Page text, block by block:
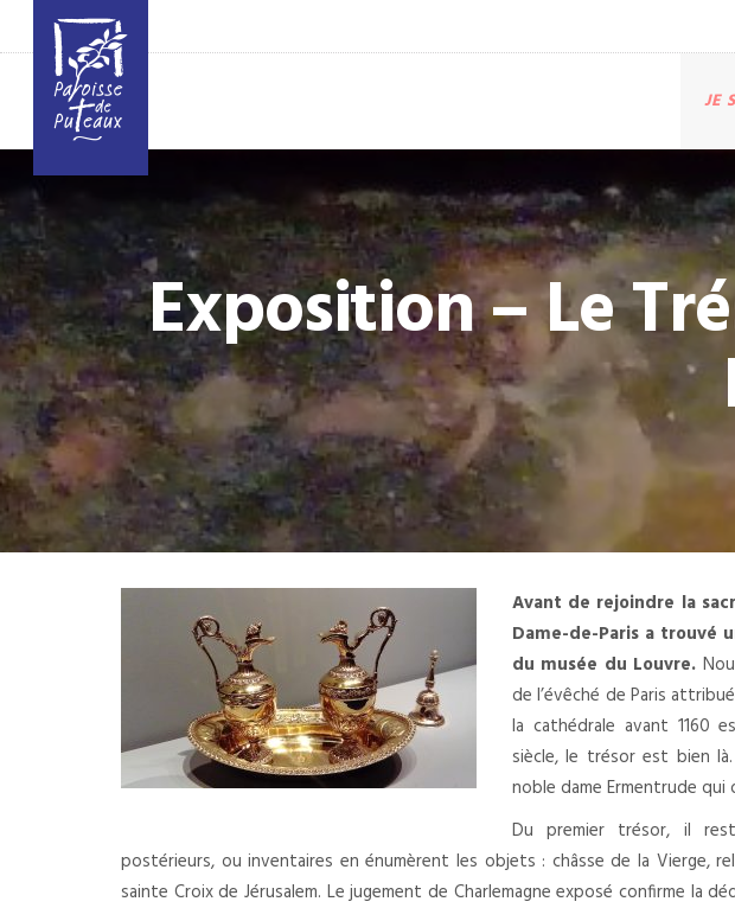
JE
Exposition – Le
Avant de rejoindre la
Dame-de-Paris a trouvé
du musée du Louvre.
de l’évêché de Paris
la cathédrale avant 1160
siècle, le trésor est bien
noble dame Ermentrude qui
Du premier trésor, il
postérieurs, ou inventaires en énumèrent les objets : châsse de la Vierge,
sainte Croix de Jérusalem. Le jugement de Charlemagne exposé confirme la